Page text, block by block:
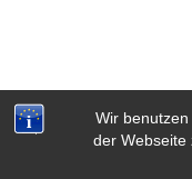
Wir
der Webseite